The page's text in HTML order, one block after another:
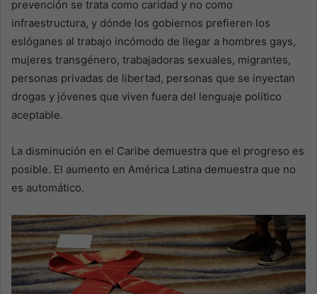
prevención se trata como caridad y no como
infraestructura, y dónde los gobiernos prefieren los
eslóganes al trabajo incómodo de llegar a hombres gays,
mujeres transgénero, trabajadoras sexuales, migrantes,
personas privadas de libertad, personas que se inyectan
drogas y jóvenes que viven fuera del lenguaje político
aceptable.
La disminución en el Caribe demuestra que el progreso es
posible. El aumento en América Latina demuestra que no
es automático.